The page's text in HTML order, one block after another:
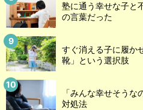
塾に通う幸せな子と
の言葉だった
すぐ消える子に履か
靴」という選択肢
「みんな幸せそう
対処法